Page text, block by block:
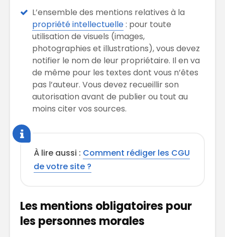
L’ensemble des mentions relatives à la
propriété intellectuelle: pour toute
utilisation de visuels (images,
photographies et illustrations), vous devez
notifier le nom de leur propriétaire. Il en va
de même pour les textes dont vous n’êtes
pas l’auteur. Vous devez recueillir son
autorisation avant de publier ou tout au
moins citer vos sources.
À lire aussi : Comment rédiger les CGU
de votre site ?
Les mentions obligatoires pour
les personnes morales